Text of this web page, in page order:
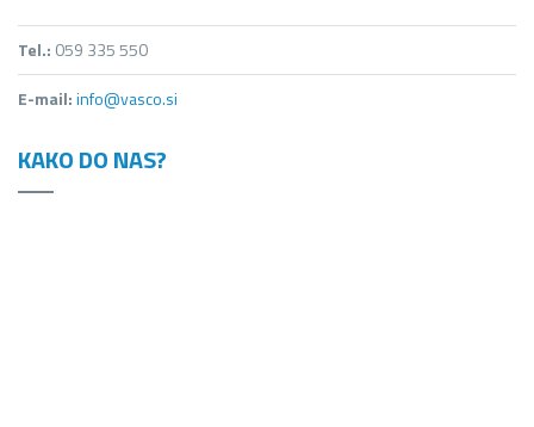
Tel.: 059 335 550
E-mail:info@vasco.si
KAKO DO NAS?